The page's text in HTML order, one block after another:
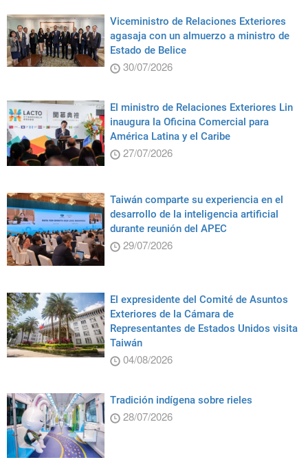
Viceministro de Relaciones Exteriores
agasaja con un almuerzo a ministro de
Estado de Belice
30/07/2026
El ministro de Relaciones Exteriores Lin
inaugura la Oficina Comercial para
América Latina y el Caribe
27/07/2026
Taiwán comparte su experiencia en el
desarrollo de la inteligencia artificial
durante reunión del APEC
29/07/2026
El expresidente del Comité de Asuntos
Exteriores de la Cámara de
Representantes de Estados Unidos visita
Taiwán
04/08/2026
Tradición indígena sobre rieles
28/07/2026